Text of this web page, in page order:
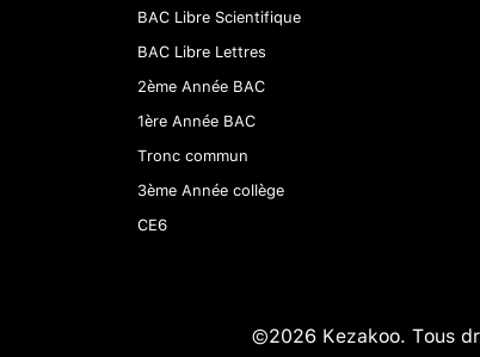
BAC Libre Scientifique
BAC Libre Lettres
2ème Année BAC
1ère Année BAC
Tronc commun
3ème Année collège
CE6
©2026 Kezakoo. Tous